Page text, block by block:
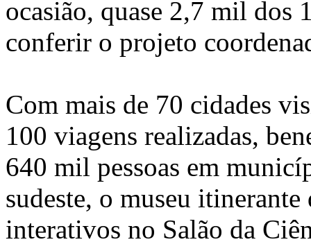
ocasião, quase 2,7 mil dos
conferir o projeto
Com mais de 70 cidades
100 viagens realizadas,
640 mil pessoas em
sudeste, o museu
interativos no Salão da